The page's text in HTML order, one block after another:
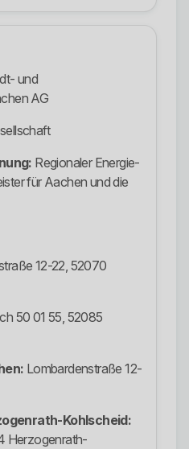
und
AG
Regionaler Energie-
für Aachen und die
12-22, 52070
50 01 55, 52085
Lombardenstraße 12-
Kohlscheid:
Herzogenrath-